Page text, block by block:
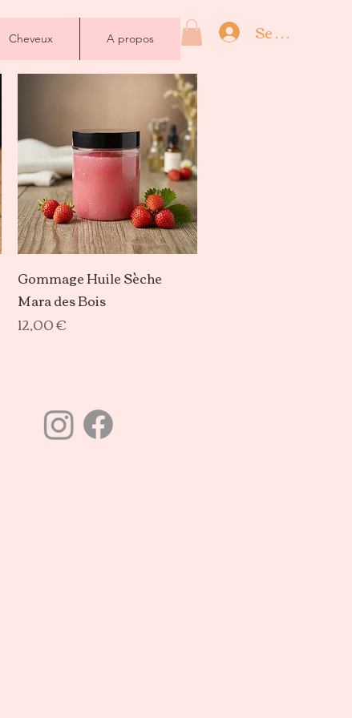
Cheveux A propos Se connecter
Aperçu rapide
Gommage Huile Sèche
Mara des Bois
Prix
12,00 €